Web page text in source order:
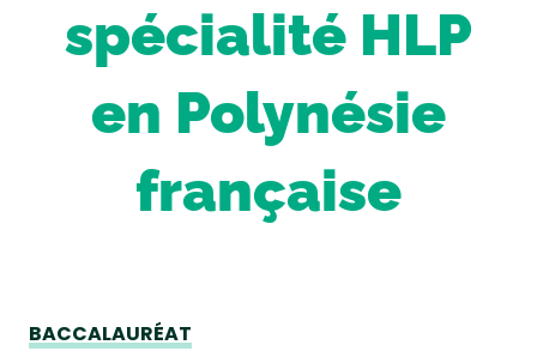
spécialité HLP
en Polynésie
française
BACCALAURÉAT